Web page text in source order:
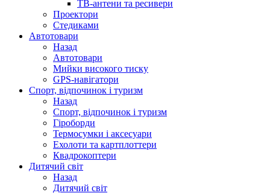
ТВ-антени та ресивери
Проектори
Стедиками
Автотовари
Назад
Автотовари
Мийки високого тиску
GPS-навігатори
Спорт, відпочинок і туризм
Назад
Спорт, відпочинок і туризм
Гіроборди
Термосумки і аксесуари
Ехолоти та картплоттери
Квадрокоптери
Дитячий світ
Назад
Дитячий світ